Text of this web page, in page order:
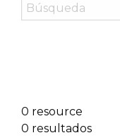
0 resource
0 resultados